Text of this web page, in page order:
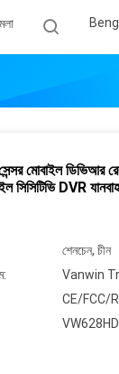
মোবাইল ডিভিআর
সিসিটিভি DVR
শেনচেন, চীন
Vanwin
CE/FCC/
VW628HD